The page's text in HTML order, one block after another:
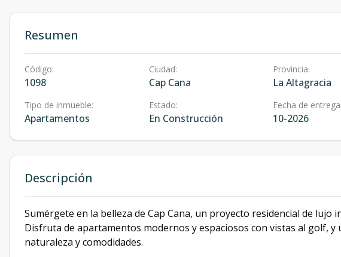
Resumen
Código:
1098
Ciudad:
Cap Cana
Provincia:
La Altagracia
Tipo de inmueble:
Apartamentos
Estado:
En Construcción
Fecha de entrega
10-2026
Descripción
Sumérgete en la belleza de Cap Cana, un proyecto residencial de lujo
Disfruta de apartamentos modernos y espaciosos con vistas al golf, y
naturaleza y comodidades.